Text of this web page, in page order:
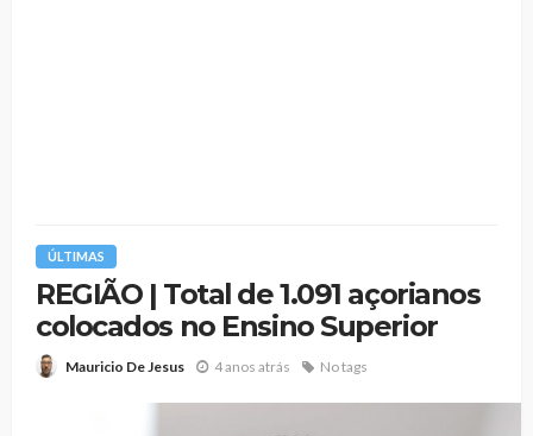
ÚLTIMAS
REGIÃO | Total de 1.091 açorianos
colocados no Ensino Superior
Mauricio De Jesus 4 anos atrás No tags